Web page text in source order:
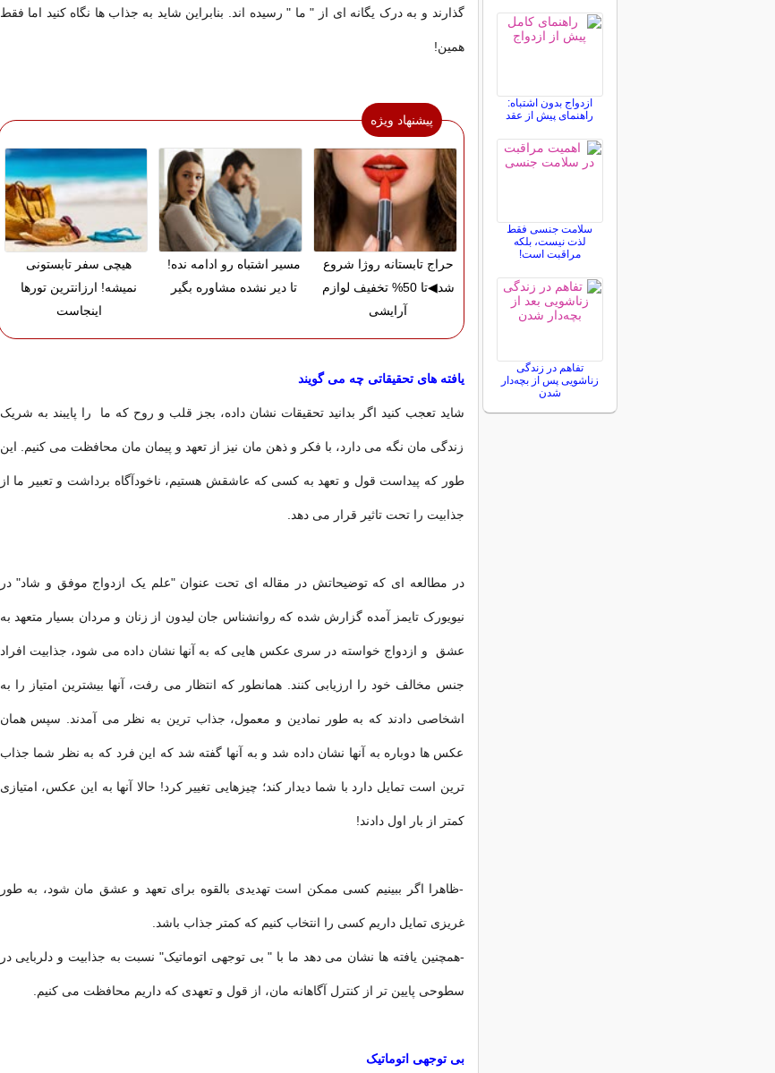
گذارند و به درک یگانه ای از " ما " رسیده اند. بنابراین شاید به جذاب ها نگاه کنید اما فقط
همین!
پیشنهاد ویژه
حراج تابستانه روژا شروع
شد◀تا 50% تخفیف لوازم
آرایشی
مسیر اشتباه رو ادامه نده!
تا دیر نشده مشاوره بگیر
هیچی سفر تابستونی
نمیشه! ارزانترین تورها
اینجاست
یافته های تحقیقاتی چه می گویند
شاید تعجب کنید اگر بدانید تحقیقات نشان داده، بجز قلب و روح که ما را پایبند به شریک
زندگی مان نگه می دارد، با فکر و ذهن مان نیز از تعهد و پیمان مان محافظت می کنیم. این
طور که پیداست قول و تعهد به کسی که عاشقش هستیم، ناخودآگاه برداشت و تعبیر ما از
جذابیت را تحت تاثیر قرار می دهد.
در مطالعه ای که توضیحاتش در مقاله ای تحت عنوان "علم یک ازدواج موفق و شاد" در
نیویورک تایمز آمده گزارش شده که روانشناس جان لیدون از زنان و مردان بسیار متعهد به
عشق و ازدواج خواسته در سری عکس هایی که به آنها نشان داده می شود، جذابیت افراد
جنس مخالف خود را ارزیابی کنند. همانطور که انتظار می رفت، آنها بیشترین امتیاز را به
اشخاصی دادند که به طور نمادین و معمول، جذاب ترین به نظر می آمدند. سپس همان
عکس ها دوباره به آنها نشان داده شد و به آنها گفته شد که این فرد که به نظر شما جذاب
ترین است تمایل دارد با شما دیدار کند؛ چیزهایی تغییر کرد! حالا آنها به این عکس، امتیازی
کمتر از بار اول دادند!
-ظاهرا اگر ببینیم کسی ممکن است تهدیدی بالقوه برای تعهد و عشق مان شود، به طور
غریزی تمایل داریم کسی را انتخاب کنیم که کمتر جذاب باشد.
-همچنین یافته ها نشان می دهد ما با " بی توجهی اتوماتیک" نسبت به جذابیت و دلربایی در
سطوحی پایین تر از کنترل آگاهانه مان، از قول و تعهدی که داریم محافظت می کنیم.
بی توجهی اتوماتیک
ازدواج بدون اشتباه:
راهنمای پیش از عقد
سلامت جنسی فقط
لذت نیست، بلکه
مراقبت است!
تفاهم در زندگی
زناشویی پس از بچه‌دار
شدن